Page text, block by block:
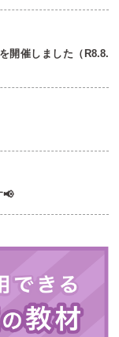
開催しました（R8.8.
📢